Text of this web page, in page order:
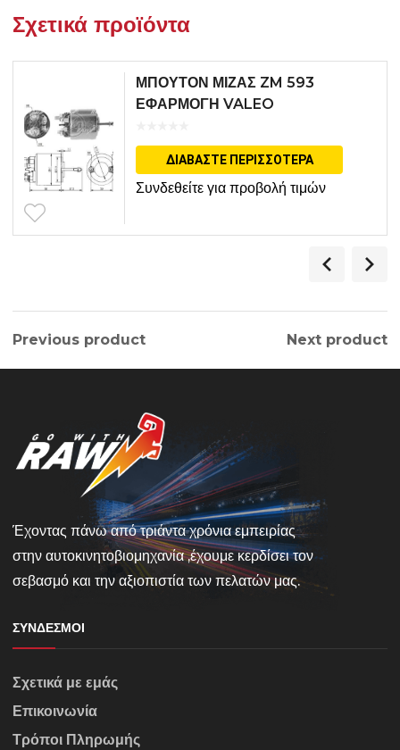
Σχετικά προϊόντα
ΜΠΟΥΤΟΝ ΜΙΖΑΣ ZM 593
ΕΦΑΡΜΟΓΗ VALEO
ΔΙΑΒΆΣΤΕ ΠΕΡΙΣΣΌΤΕΡΑ
Συνδεθείτε για προβολή τιμών
Previous product Next product
Έχοντας πάνω από τριάντα χρόνια εμπειρίας
στην αυτοκινητοβιομηχανία ,έχουμε κερδίσει τον
σεβασμό και την αξιοπιστία των πελατών μας.
ΣΎΝΔΕΣΜΟΙ
Σχετικά με εμάς
Επικοινωνία
Τρόποι Πληρωμής